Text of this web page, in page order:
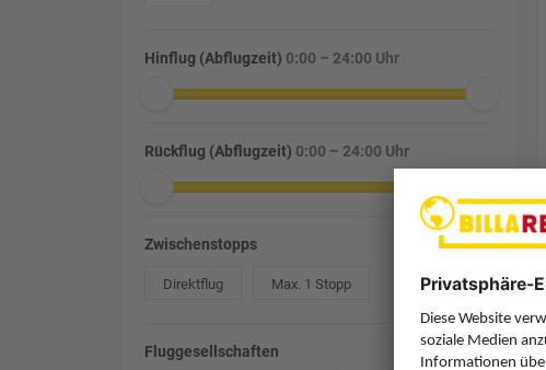
Hinflug (Abflugzeit) 0:00 – 24:00 Uhr
Rückflug (Abflugzeit) 0:00 – 24:00 Uhr
Zwischenstopps
Direktflug Max. 1 Stopp
Fluggesellschaften